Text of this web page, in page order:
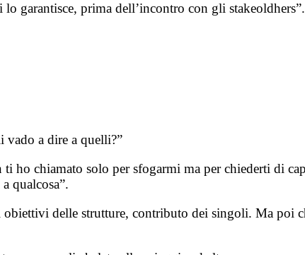
garantisce, prima dell’incontro con gli
vado a dire a quelli?”
ho chiamato solo per sfogarmi ma per chiederti di
qualcosa”.
delle strutture, contributo dei singoli. Ma poi